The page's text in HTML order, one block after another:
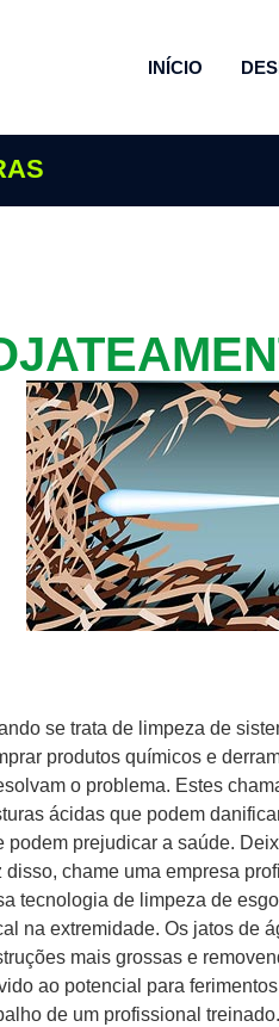
INÍCIO
se trata de limpeza de
produtos químicos e
o problema. Estes
ácidas que podem
podem prejudicar a saúde.
disso, chame uma empresa
tecnologia de limpeza de
na extremidade. Os jatos de
mais grossas e
ao potencial para
de um profissional